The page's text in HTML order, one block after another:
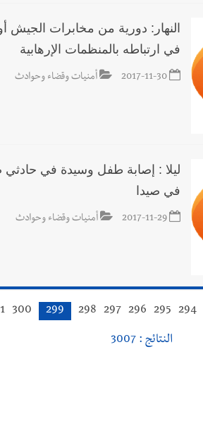
النهار: دورية من مخابرات الجيش
في ارتباطه بالمنظمات الإرهابية
2017-11-30 أمنيات وقضاء وحوادث
ليلا : إصابة طفل وسيدة في حادثي
في صيدا
2017-11-29 أمنيات وقضاء وحوادث
294
295
296
297
298
299
300
النتائج : 3007